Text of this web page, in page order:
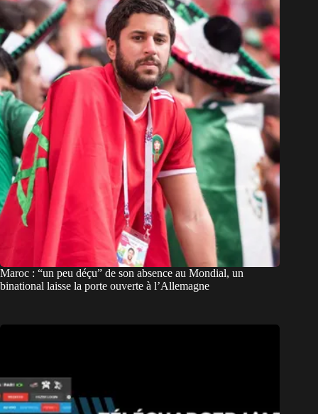
Maroc : “un peu déçu” de son absence au Mondial, un
binational laisse la porte ouverte à l’Allemagne